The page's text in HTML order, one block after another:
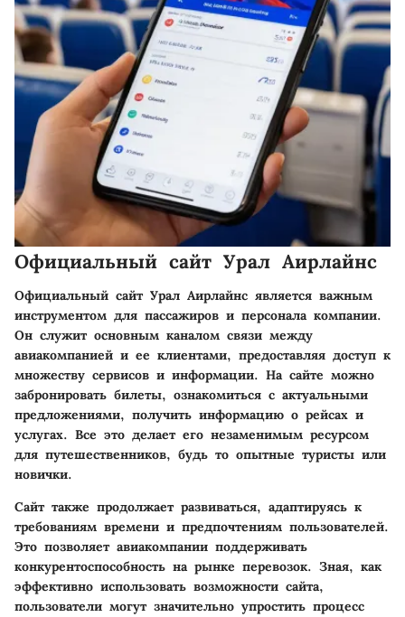
Официальный сайт Урал Аирлайнс
Официальный сайт Урал Аирлайнс является важным
инструментом для пассажиров и персонала компании.
Он служит основным каналом связи между
авиакомпанией и ее клиентами, предоставляя доступ к
множеству сервисов и информации. На сайте можно
забронировать билеты, ознакомиться с актуальными
предложениями, получить информацию о рейсах и
услугах. Все это делает его незаменимым ресурсом
для путешественников, будь то опытные туристы или
новички.
Сайт также продолжает развиваться, адаптируясь к
требованиям времени и предпочтениям пользователей.
Это позволяет авиакомпании поддерживать
конкурентоспособность на рынке перевозок. Зная, как
эффективно использовать возможности сайта,
пользователи могут значительно упростить процесс